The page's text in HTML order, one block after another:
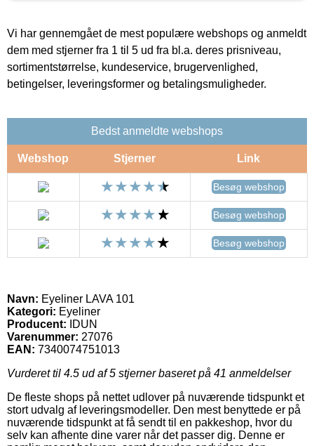
Vi har gennemgået de mest populære webshops og anmeldt
dem med stjerner fra 1 til 5 ud fra bl.a. deres prisniveau,
sortimentstørrelse, kundeservice, brugervenlighed,
betingelser, leveringsformer og betalingsmuligheder.
Bedst anmeldte webshops
Webshop Stjerner Link
Besøg webshop
Besøg webshop
Besøg webshop
Navn: Eyeliner LAVA 101
Kategori: Eyeliner
Producent:
IDUN
Varenummer: 27076
EAN: 7340074751013
Vurderet til 4.5 ud af 5 stjerner baseret på 41 anmeldelser
De fleste shops på nettet udlover på nuværende tidspunkt et
stort udvalg af leveringsmodeller. Den mest benyttede er på
nuværende tidspunkt at få sendt til en pakkeshop, hvor du
selv kan afhente dine varer når det passer dig. Denne er